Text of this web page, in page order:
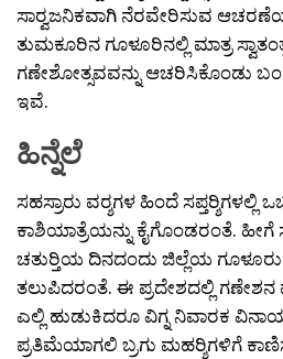
ಸಾರ‍್ವಜನಿಕವಾಗಿ ನೆರವೇರಿಸುವ
ತುಮಕೂರಿನ ಗೂಳೂರಿನಲ್ಲಿ ಮಾತ್ರ
ಗಣೇಶೋತ್ಸವವನ್ನು ಆಚರಿಸಿಕೊಂಡು
ಇವೆ.
ಹಿನ್ನೆಲೆ
ಸಹಸ್ರಾರು ವರ‍್ಶಗಳ ಹಿಂದೆ ಸಪ್ತರ‍್ಶಿಗಳಲ್ಲಿ
ಕಾಶಿಯಾತ್ರೆಯನ್ನು ಕೈಗೊಂಡರಂತೆ. ಹೀಗೆ
ಚತುರ‍್ತಿಯ ದಿನದಂದು ಜಿಲ್ಲೆಯ
ತಲುಪಿದರಂತೆ. ಈ ಪ್ರದೇಶದಲ್ಲಿ ಗಣೇಶನ
ಎಲ್ಲಿ ಹುಡುಕಿದರೂ ವಿಗ್ನ ನಿವಾರಕ
ಪ್ರತಿಮೆಯಾಗಲಿ ಬ್ರಗು ಮಹರ‍್ಶಿಗಳಿಗೆ